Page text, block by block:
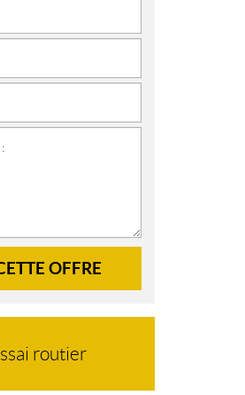
OFFRE
routier